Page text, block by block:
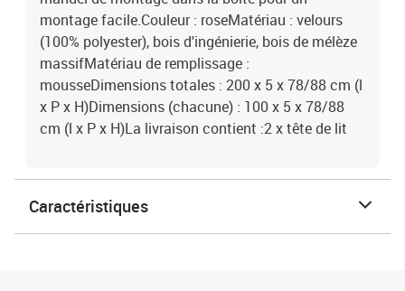
montage facile.Couleur : roseMatériau : velours
(100% polyester), bois d'ingénierie, bois de mélèze
massifMatériau de remplissage :
mousseDimensions totales : 200 x 5 x 78/88 cm (l
x P x H)Dimensions (chacune) : 100 x 5 x 78/88
cm (l x P x H)La livraison contient :2 x tête de lit
Caractéristiques